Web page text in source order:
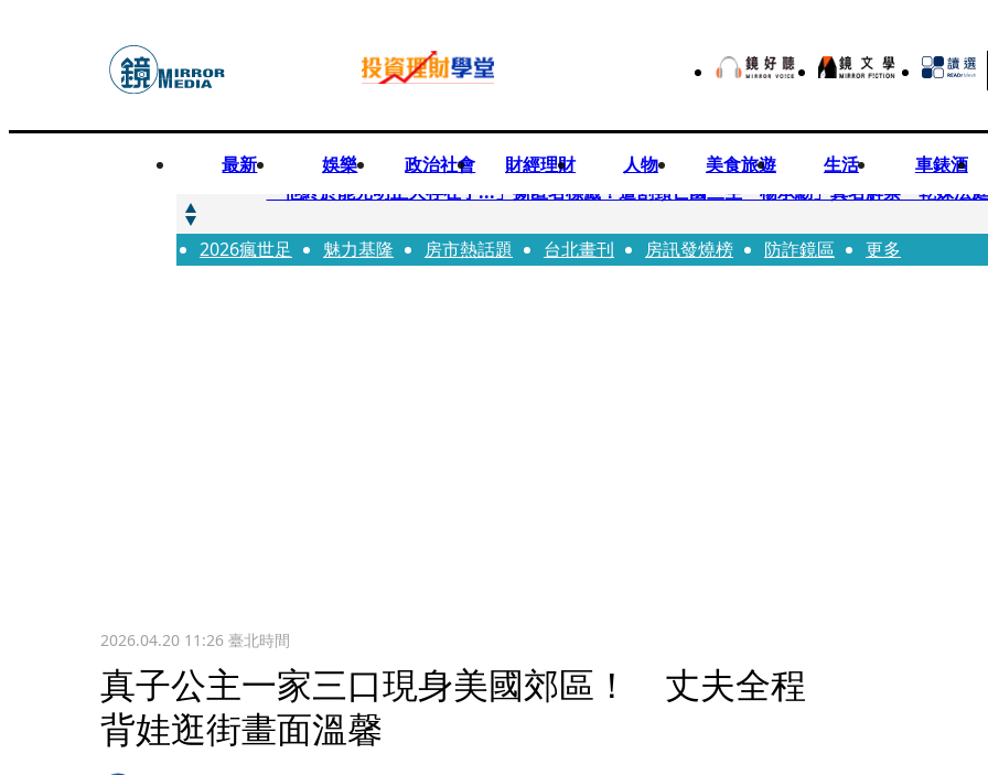
最新 娛樂 政治社會 財經理財 人物 美食旅遊 生活 車錶酒
快訊
「他終於能光明正大存在了...」撕匿名標籤！遭割頸亡國三生「楊承勳」真名解禁 乾妹法
快訊
12歲女兒天天幫化妝 孫儷有個專屬化妝師還讚媽媽底子好
2026瘋世足 魅力基隆 房市熱話題 台北畫刊 房訊發燒榜 防詐鏡區 更多
2026.04.20 11:26臺北時間
真子公主一家三口現身美國郊區！ 丈夫全程
背娃逛街畫面溫馨